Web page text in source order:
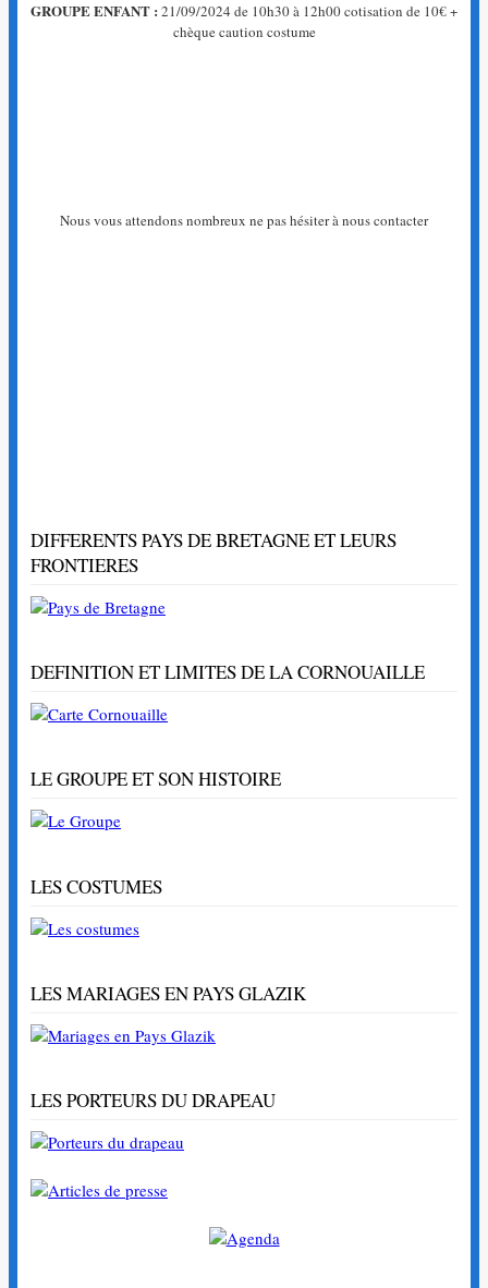
GROUPE ENFANT : 21/09/2024 de 10h30 à 12h00 cotisation de 10€ +
chèque caution costume
Nous vous attendons nombreux ne pas hésiter à nous contacter
DIFFERENTS PAYS DE BRETAGNE ET LEURS
FRONTIERES
DEFINITION ET LIMITES DE LA CORNOUAILLE
LE GROUPE ET SON HISTOIRE
LES COSTUMES
LES MARIAGES EN PAYS GLAZIK
LES PORTEURS DU DRAPEAU